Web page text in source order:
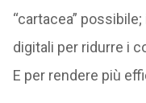
“cartacea”
digitali per ridurre i
E per rendere più